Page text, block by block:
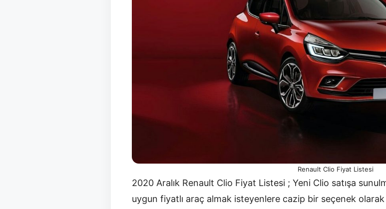
Renault Clio Fiyat Listesi
2020 Aralık Renault Clio Fiyat Listesi ; Yeni Clio satışa
uygun fiyatlı araç almak isteyenlere cazip bir seçenek olarak